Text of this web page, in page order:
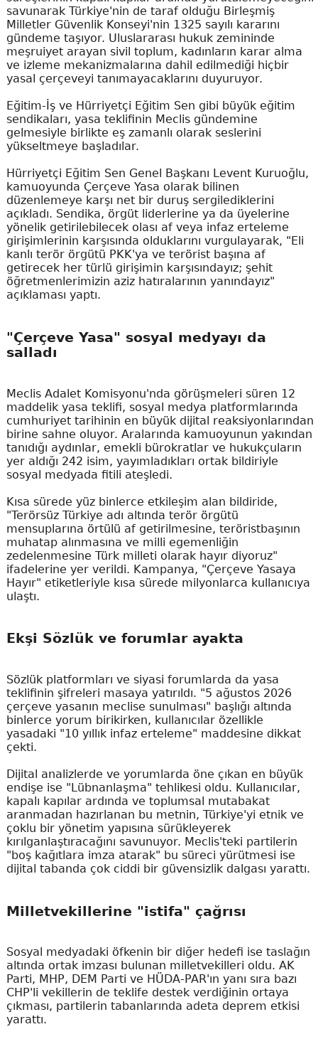
savunarak Türkiye'nin de taraf olduğu Birleşmiş
Milletler Güvenlik Konseyi'nin 1325 sayılı kararını
gündeme taşıyor. Uluslararası hukuk zemininde
meşruiyet arayan sivil toplum, kadınların karar alma
ve izleme mekanizmalarına dahil edilmediği hiçbir
yasal çerçeveyi tanımayacaklarını duyuruyor.
Eğitim-İş ve Hürriyetçi Eğitim Sen gibi büyük eğitim
sendikaları, yasa teklifinin Meclis gündemine
gelmesiyle birlikte eş zamanlı olarak seslerini
yükseltmeye başladılar.
Hürriyetçi Eğitim Sen Genel Başkanı Levent Kuruoğlu,
kamuoyunda Çerçeve Yasa olarak bilinen
düzenlemeye karşı net bir duruş sergilediklerini
açıkladı. Sendika, örgüt liderlerine ya da üyelerine
yönelik getirilebilecek olası af veya infaz erteleme
girişimlerinin karşısında olduklarını vurgulayarak, "Eli
kanlı terör örgütü PKK'ya ve terörist başına af
getirecek her türlü girişimin karşısındayız; şehit
öğretmenlerimizin aziz hatıralarının yanındayız"
açıklaması yaptı.
"Çerçeve Yasa" sosyal medyayı da
salladı
Meclis Adalet Komisyonu'nda görüşmeleri süren 12
maddelik yasa teklifi, sosyal medya platformlarında
cumhuriyet tarihinin en büyük dijital reaksiyonlarından
birine sahne oluyor. Aralarında kamuoyunun yakından
tanıdığı aydınlar, emekli bürokratlar ve hukukçuların
yer aldığı 242 isim, yayımladıkları ortak bildiriyle
sosyal medyada fitili ateşledi.
Kısa sürede yüz binlerce etkileşim alan bildiride,
"Terörsüz Türkiye adı altında terör örgütü
mensuplarına örtülü af getirilmesine, teröristbaşının
muhatap alınmasına ve milli egemenliğin
zedelenmesine Türk milleti olarak hayır diyoruz"
ifadelerine yer verildi. Kampanya, "Çerçeve Yasaya
Hayır" etiketleriyle kısa sürede milyonlarca kullanıcıya
ulaştı.
Ekşi Sözlük ve forumlar ayakta
Sözlük platformları ve siyasi forumlarda da yasa
teklifinin şifreleri masaya yatırıldı. "5 ağustos 2026
çerçeve yasanın meclise sunulması" başlığı altında
binlerce yorum birikirken, kullanıcılar özellikle
yasadaki "10 yıllık infaz erteleme" maddesine dikkat
çekti.
Dijital analizlerde ve yorumlarda öne çıkan en büyük
endişe ise "Lübnanlaşma" tehlikesi oldu. Kullanıcılar,
kapalı kapılar ardında ve toplumsal mutabakat
aranmadan hazırlanan bu metnin, Türkiye'yi etnik ve
çoklu bir yönetim yapısına sürükleyerek
kırılganlaştıracağını savunuyor. Meclis'teki partilerin
"boş kağıtlara imza atarak" bu süreci yürütmesi ise
dijital tabanda çok ciddi bir güvensizlik dalgası yarattı.
Milletvekillerine "istifa" çağrısı
Sosyal medyadaki öfkenin bir diğer hedefi ise taslağın
altında ortak imzası bulunan milletvekilleri oldu. AK
Parti, MHP, DEM Parti ve HÜDA-PAR'ın yanı sıra bazı
CHP'li vekillerin de teklife destek verdiğinin ortaya
çıkması, partilerin tabanlarında adeta deprem etkisi
yarattı.